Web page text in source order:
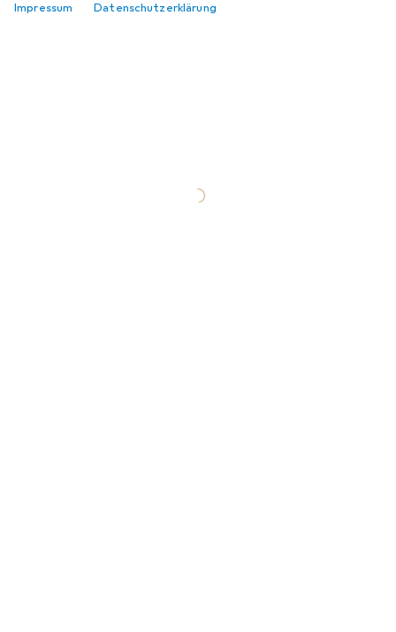
Impressum Datenschutzerklärung